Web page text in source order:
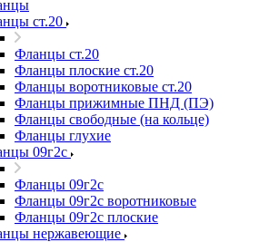
ст.20
Фланцы ст.20
Фланцы плоские ст.20
Фланцы воротниковые ст.20
Фланцы прижимные ПНД (ПЭ)
Фланцы свободные (на кольце)
Фланцы глухие
09г2с
Фланцы 09г2с
Фланцы 09г2с воротниковые
Фланцы 09г2с плоские
нержавеющие